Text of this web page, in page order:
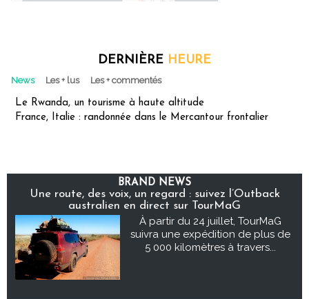
DERNIÈRE HEURE
News Les + lus Les + commentés
Le Rwanda, un tourisme à haute altitude
France, Italie : randonnée dans le Mercantour frontalier
BRAND NEWS
Une route, des voix, un regard : suivez l’Outback
australien en direct sur TourMaG
À partir du 24 juillet, TourMaG
suivra une expédition de plus de
5 000 kilomètres à travers...